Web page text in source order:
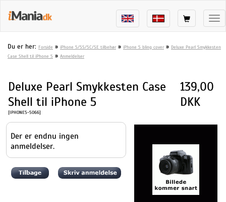
Du er her: Forside » iPhone 5/5S/5C/SE tilbehør » iPhone 5 bling cover » Deluxe Pearl Smykkesten
Case Shell til iPhone 5 » Anmeldelser
Deluxe Pearl Smykkesten Case
Shell til iPhone 5
[IPHONE5-5066]
139,00
DKK
Der er endnu ingen
anmeldelser.